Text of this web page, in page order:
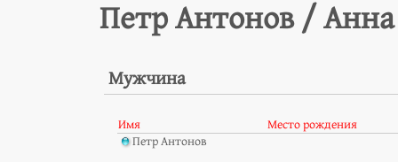
Петр Антонов / Анна
Мужчина
Имя
Место рождения
Петр Антонов